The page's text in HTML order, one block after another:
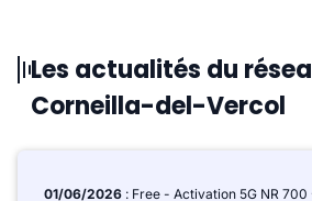
Les actualités du
Corneilla-del-Vercol
01/06/2026 : Free - Activation 5G NR